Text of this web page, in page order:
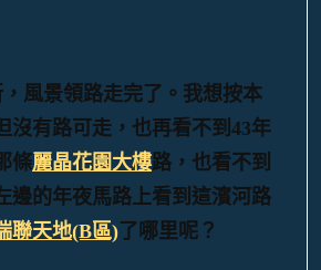
風景領路走完了。 我想按本
沒有路可走，也再看不到43年
條麗晶花園大樓路，也看不到
邊的年夜馬路上看到這濱河路
聯天地(B區) 了哪里呢？